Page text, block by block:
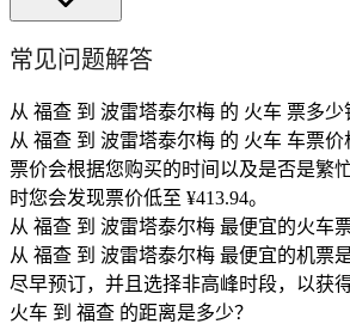
常见问题解答
从 福查 到 波雷塔泰尔梅 的 火车 票多少
从 福查 到 波雷塔泰尔梅 的 火车 车票价
票价会根据您购买的时间以及是否是繁
时您会发现票价低至 ¥413.94。
从 福查 到 波雷塔泰尔梅 最便宜的火车
从 福查 到 波雷塔泰尔梅 最便宜的机票
尽早预订，并且选择非高峰时段，以获
火车 到 福查 的距离是多少？